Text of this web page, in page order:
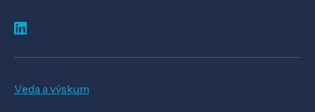
Veda a výskum